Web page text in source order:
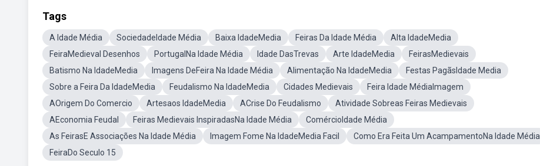
Tags
A Idade Média SociedadeIdade Média Baixa IdadeMedia Feiras Da Idade Média
Alta IdadeMedia
FeiraMedieval Desenhos
PortugalNa Idade Média Idade DasTrevas Arte IdadeMedia
FeirasMedievais
Batismo Na IdadeMedia
Imagens DeFeira Na Idade Média Alimentação Na IdadeMedia
Festas PagãsIdade Media
Sobre a Feira Da IdadeMedia
Feudalismo Na IdadeMedia Cidades Medievais
Feira Idade MédiaImagem
AOrigem Do Comercio
Artesaos IdadeMedia ACrise Do Feudalismo
Atividade Sobreas Feiras Medievais
AEconomia Feudal
Feiras Medievais InspiradasNa Idade Média
ComércioIdade Média
As FeirasE Associações Na Idade Média
Imagem Fome Na IdadeMedia Facil
Como Era Feita Um AcampamentoNa Idade Média
FeiraDo Seculo 15